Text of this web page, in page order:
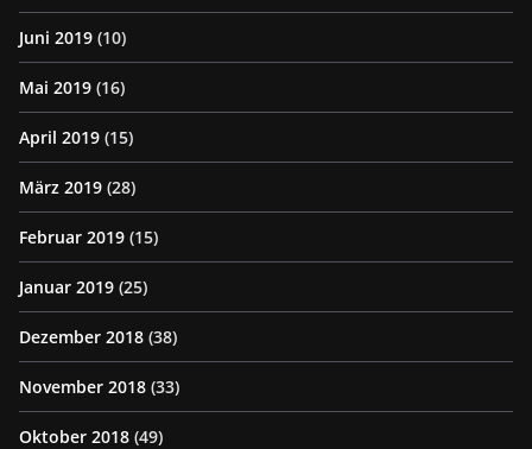
Juni 2019 (10)
Mai 2019 (16)
April 2019 (15)
März 2019 (28)
Februar 2019 (15)
Januar 2019 (25)
Dezember 2018 (38)
November 2018 (33)
Oktober 2018 (49)